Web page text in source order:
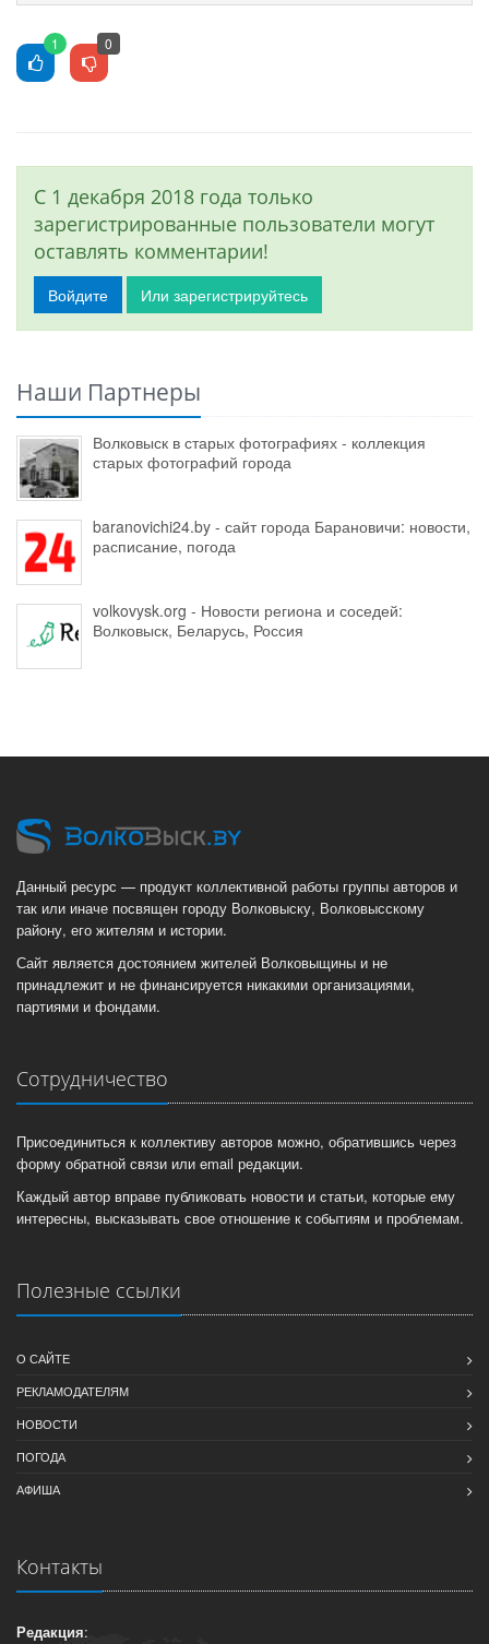
1 0
С 1 декабря 2018 года только
зарегистрированные пользователи могут
оставлять комментарии!
Войдите Или зарегистрируйтесь
Наши Партнеры
Волковыск в старых фотографиях - коллекция
старых фотографий города
baranovichi24.by - сайт города Барановичи: новости,
расписание, погода
volkovysk.org - Новости региона и соседей:
Волковыск, Беларусь, Россия
Данный ресурс — продукт коллективной работы группы авторов и
так или иначе посвящен городу Волковыску, Волковысскому
району, его жителям и истории.
Сайт является достоянием жителей Волковыщины и не
принадлежит и не финансируется никакими организациями,
партиями и фондами.
Сотрудничество
Присоединиться к коллективу авторов можно, обратившись через
форму обратной связи или email редакции.
Каждый автор вправе публиковать новости и статьи, которые ему
интересны, высказывать свое отношение к событиям и проблемам.
Полезные ссылки
О САЙТЕ
РЕКЛАМОДАТЕЛЯМ
НОВОСТИ
ПОГОДА
АФИША
Контакты
Редакция: